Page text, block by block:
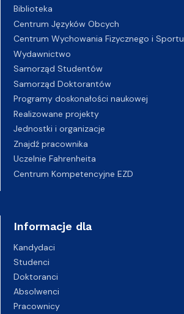
Biblioteka
Centrum Języków Obcych
Centrum Wychowania Fizycznego i Sportu
Wydawnictwo
Samorząd Studentów
Samorząd Doktorantów
Programy doskonałości naukowej
Realizowane projekty
Jednostki i organizacje
Znajdź pracownika
Uczelnie Fahrenheita
Centrum Kompetencyjne EZD
Informacje dla
Kandydaci
Studenci
Doktoranci
Absolwenci
Pracownicy